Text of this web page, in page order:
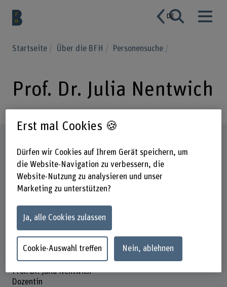
DE
Startseite Über die BFH Personensuche
Prof. Dr. Julia Nentwich
Prof. Dr. Julia Nentwich
Dozentin
Erst mal Cookies 🍪
Dürfen wir Cookies auf Ihrem Gerät speichern, um
die Website-Navigation zu verbessern, die
Website-Nutzung zu analysieren und unser
Marketing zu unterstützen?
Ja, alle Cookies zulassen
Cookie-Auswahl treffen Nein, ablehnen